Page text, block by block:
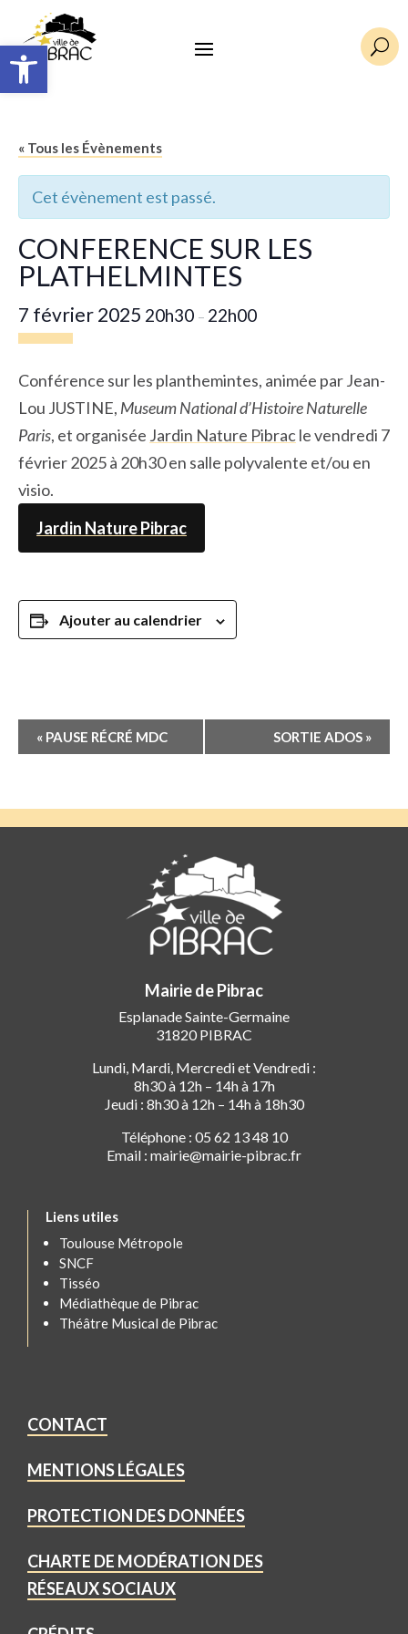
Ouvrir la barre d’outils U
« Tous les Évènements
Cet évènement est passé.
CONFERENCE SUR LES
PLATHELMINTES
7 février 2025 20h30 – 22h00
Conférence sur les planthemintes, animée par Jean-
Lou JUSTINE, Museum National d’Histoire Naturelle
Paris, et organisée Jardin Nature Pibracle vendredi 7
février 2025 à 20h30 en salle polyvalente et/ou en
visio.
Jardin Nature Pibrac
Ajouter au calendrier
Navigation
Évènement
« PAUSE RÉCRÉ MDC SORTIE ADOS »
Mairie de Pibrac
Esplanade Sainte-Germaine
31820 PIBRAC
Lundi, Mardi, Mercredi et Vendredi :
8h30 à 12h – 14h à 17h
Jeudi : 8h30 à 12h – 14h à 18h30
Téléphone : 05 62 13 48 10
Email : mairie@mairie-pibrac.fr
Liens utiles
Toulouse Métropole
SNCF
Tisséo
Médiathèque de Pibrac
Théâtre Musical de Pibrac
CONTACT
MENTIONS LÉGALES
PROTECTION DES DONNÉES
CHARTE DE MODÉRATION DES
RÉSEAUX SOCIAUX